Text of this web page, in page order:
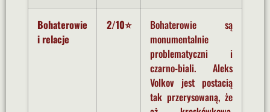
Bohaterowie
i relacje
2/10⭐
Bohaterowie są
monumentalnie
problematyczni i
czarno-biali. Aleks
Volkov jest postacią
tak przerysowaną, że